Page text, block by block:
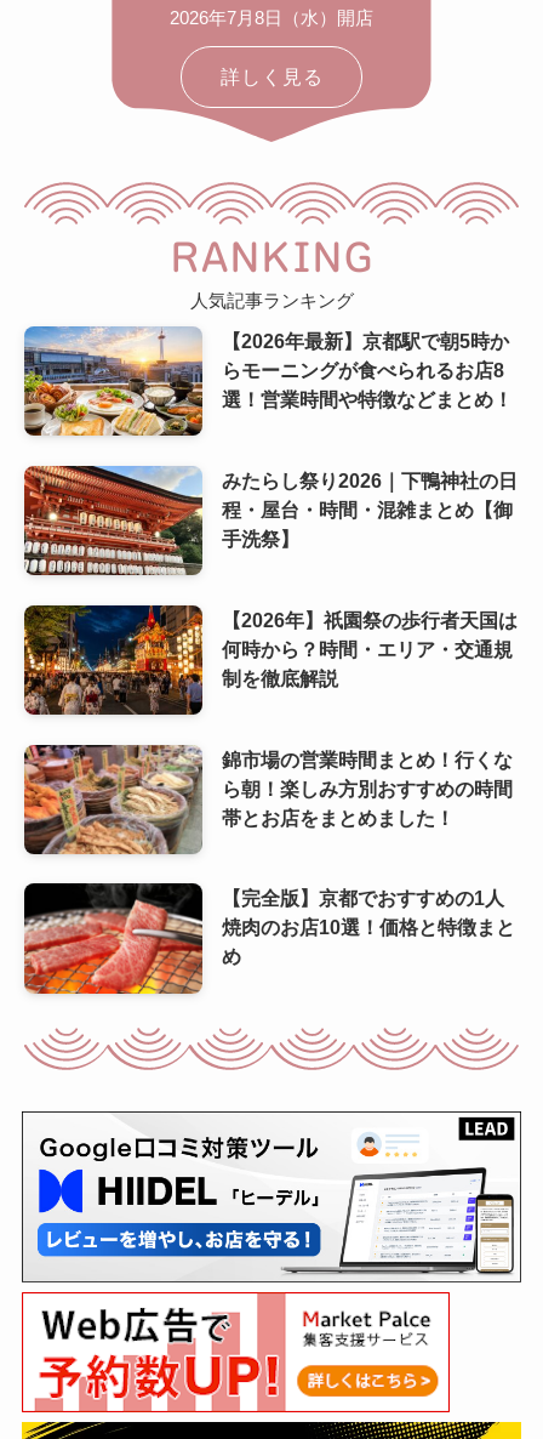
2026年7月8日（水）開店
詳しく見る
RANKING
人気記事ランキング
【2026年最新】京都駅で朝5時か
らモーニングが食べられるお店8
選！営業時間や特徴などまとめ！
みたらし祭り2026｜下鴨神社の日
程・屋台・時間・混雑まとめ【御
手洗祭】
【2026年】祇園祭の歩行者天国は
何時から？時間・エリア・交通規
制を徹底解説
錦市場の営業時間まとめ！行くな
ら朝！楽しみ方別おすすめの時間
帯とお店をまとめました！
【完全版】京都でおすすめの1人
焼肉のお店10選！価格と特徴まと
め